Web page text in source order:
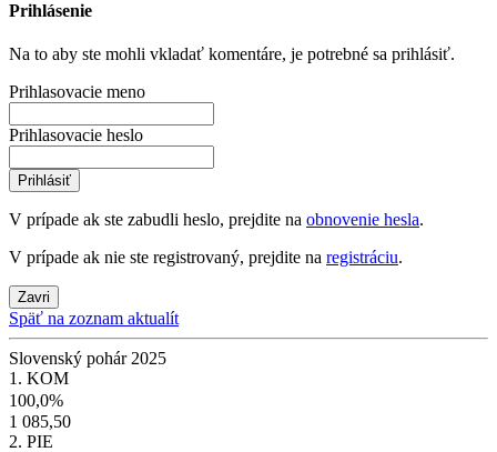
Prihlásenie
Na to aby ste mohli vkladať komentáre, je potrebné sa prihlásiť.
Prihlasovacie meno
Prihlasovacie heslo
Prihlásiť
V prípade ak ste zabudli heslo, prejdite na obnovenie hesla.
V prípade ak nie ste registrovaný, prejdite na registráciu.
Zavri
Späť na zoznam aktualít
Slovenský pohár 2025
1. KOM
100,0%
1 085,50
2. PIE